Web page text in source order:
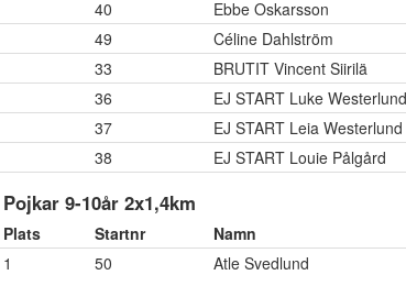
40
Ebbe Oskarsson
49
Céline Dahlström
33
BRUTIT Vincent Siirilä
36
EJ START Luke Westerlund
37
EJ START Leia Westerlund
38
EJ START Louie Pålgård
Pojkar 9-10år 2x1,4km
Plats Startnr Namn
1
50 Atle Svedlund